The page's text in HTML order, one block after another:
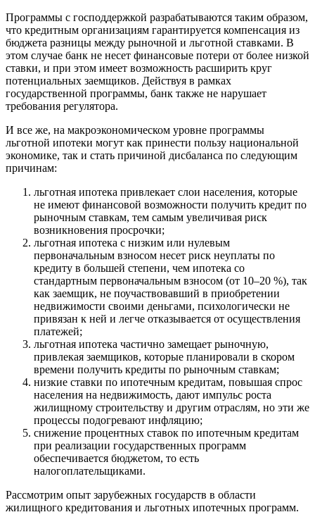
Программы с господдержкой разрабатываются таким образом,
что кредитным организациям гарантируется компенсация из
бюджета разницы между рыночной и льготной ставками. В
этом случае банк не несет финансовые потери от более низкой
ставки, и при этом имеет возможность расширить круг
потенциальных заемщиков. Действуя в рамках
государственной программы, банк также не нарушает
требования регулятора.
И все же, на макроэкономическом уровне программы
льготной ипотеки могут как принести пользу национальной
экономике, так и стать причиной дисбаланса по следующим
причинам:
льготная ипотека привлекает слои населения, которые
не имеют финансовой возможности получить кредит по
рыночным ставкам, тем самым увеличивая риск
возникновения просрочки;
льготная ипотека с низким или нулевым
первоначальным взносом несет риск неуплаты по
кредиту в большей степени, чем ипотека со
стандартным первоначальным взносом (от 10–20 %), так
как заемщик, не поучаствовавший в приобретении
недвижимости своими деньгами, психологически не
привязан к ней и легче отказывается от осуществления
платежей;
льготная ипотека частично замещает рыночную,
привлекая заемщиков, которые планировали в скором
времени получить кредиты по рыночным ставкам;
низкие ставки по ипотечным кредитам, повышая спрос
населения на недвижимость, дают импульс роста
жилищному строительству и другим отраслям, но эти же
процессы подогревают инфляцию;
снижение процентных ставок по ипотечным кредитам
при реализации государственных программ
обеспечивается бюджетом, то есть
налогоплательщиками.
Рассмотрим опыт зарубежных государств в области
жилищного кредитования и льготных ипотечных программ.